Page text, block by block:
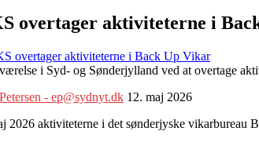
overtager aktiviteterne i
overtager aktiviteterne i Back Up Vikar
i Syd- og Sønderjylland ved at overtage
- ep@sydnyt.dk 12. maj 2026
2026 aktiviteterne i det sønderjyske